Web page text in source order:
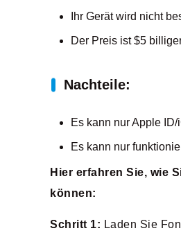
Ihr Gerät wird nicht
Der Preis ist $5
Nachteile:
Es kann nur Apple
Es kann nur
Hier erfahren Sie, wie
können:
Schritt 1: Laden Sie